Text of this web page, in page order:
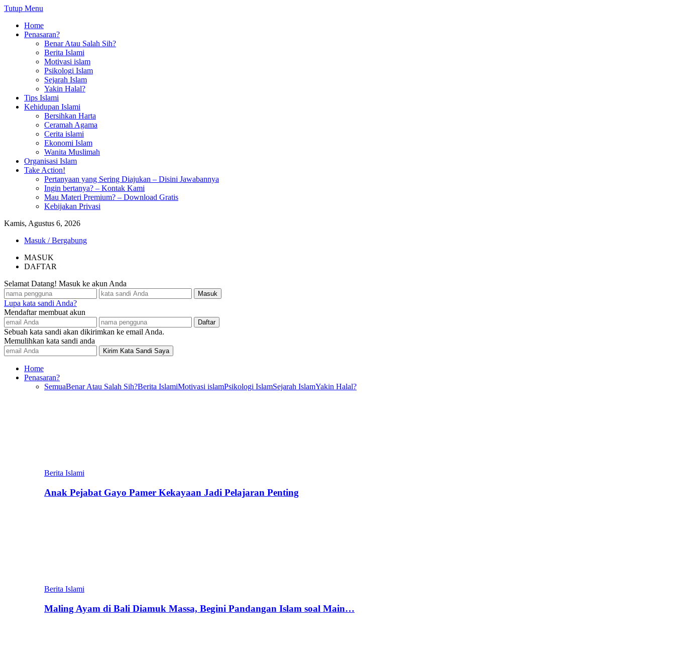
Tutup Menu
Home
Penasaran?
Benar Atau Salah Sih?
Berita Islami
Motivasi islam
Psikologi Islam
Sejarah Islam
Yakin Halal?
Tips Islami
Kehidupan Islami
Bersihkan Harta
Ceramah Agama
Cerita islami
Ekonomi Islam
Wanita Muslimah
Organisasi Islam
Take Action!
Pertanyaan yang Sering Diajukan – Disini Jawabannya
Ingin bertanya? – Kontak Kami
Mau Materi Premium? – Download Gratis
Kebijakan Privasi
Kamis, Agustus 6, 2026
Masuk / Bergabung
MASUK
DAFTAR
Selamat Datang! Masuk ke akun Anda
Lupa kata sandi Anda?
Mendaftar membuat akun
Sebuah kata sandi akan dikirimkan ke email Anda.
Memulihkan kata sandi anda
Home
Penasaran?
SemuaBenar Atau Salah Sih?Berita IslamiMotivasi islamPsikologi IslamSejarah IslamYakin Halal?
Berita Islami
Anak Pejabat Gayo Pamer Kekayaan Jadi Pelajaran Penting
Berita Islami
Maling Ayam di Bali Diamuk Massa, Begini Pandangan Islam soal Main…